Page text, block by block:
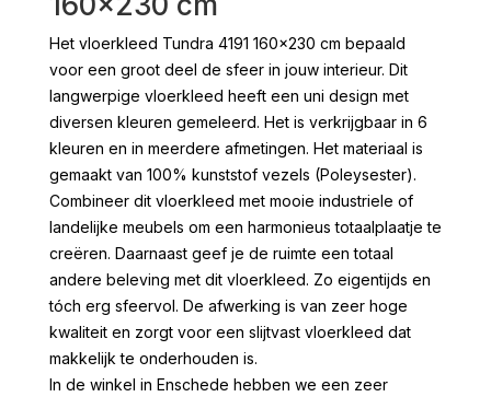
Het vloerkleed Tundra 4191 160×230 cm bepaald
voor een groot deel de sfeer in jouw interieur. Dit
langwerpige vloerkleed heeft een uni design met
diversen kleuren gemeleerd. Het is verkrijgbaar in 6
kleuren en in meerdere afmetingen. Het materiaal is
gemaakt van 100% kunststof vezels (Poleysester).
Combineer dit vloerkleed met mooie industriele of
landelijke meubels om een harmonieus totaalplaatje te
creëren. Daarnaast geef je de ruimte een totaal
andere beleving met dit vloerkleed. Zo eigentijds en
tóch erg sfeervol. De afwerking is van zeer hoge
kwaliteit en zorgt voor een slijtvast vloerkleed dat
makkelijk te onderhouden is.
In de winkel in Enschede hebben we een zeer